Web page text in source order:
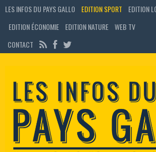
LES INFOS DU PAYS GALLO EDITION SPORT
EDITION
EDITION ÉCONOMIE
EDITION NATURE WEB TV
CONTACT